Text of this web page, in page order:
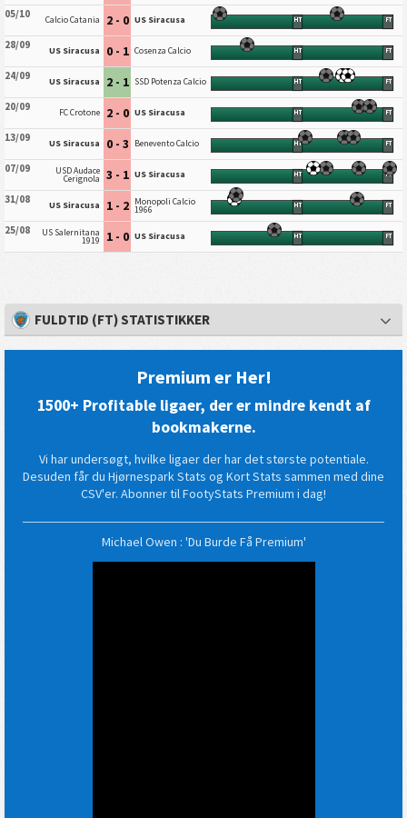
05/10 Calcio Catania 2 - 0 US Siracusa HT FT
28/09 US Siracusa 0 - 1 Cosenza Calcio HT FT
24/09 US Siracusa 2 - 1 SSD Potenza Calcio HT FT
20/09 FC Crotone 2 - 0 US Siracusa HT FT
13/09 US Siracusa 0 - 3 Benevento Calcio HT FT
07/09 USD Audace
Cerignola 3 - 1 US Siracusa HT FT
31/08 US Siracusa 1 - 2 Monopoli Calcio
1966 HT FT
25/08 US Salernitana
1919 1 - 0 US Siracusa HT FT
FULDTID (FT) STATISTIKKER
Premium er Her!
1500+ Profitable ligaer, der er mindre kendt af
bookmakerne.
Vi har undersøgt, hvilke ligaer der har det største potentiale.
Desuden får du Hjørnespark Stats og Kort Stats sammen med dine
CSV'er. Abonner til FootyStats Premium i dag!
Michael Owen : 'Du Burde Få Premium'